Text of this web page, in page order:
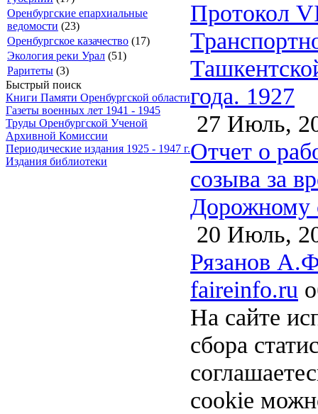
Оренбургские епархиальные
ведомости (23)
Оренбургское казачество (17)
Экология реки Урал (51)
Раритеты (3)
Быстрый поиск
Книги Памяти Оренбургской области
Газеты военных лет 1941 - 1945
Труды Оренбургской Ученой
Архивной Комиссии
Периодические издания 1925 - 1947 г.
Издания библиотеки
Протокол
года. 1927
27 Июль,
Отчет о
созыва за
Дорожному
20 Июль,
Рязанов
faireinfo.ru
На сайте
сбора
cookie